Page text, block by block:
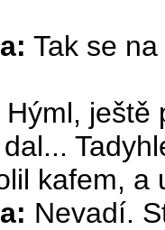
Tak se
Hýml,
kafem, a
Nevadí.